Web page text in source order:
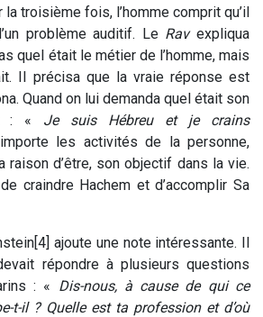
la troisième fois, l’homme comprit qu’il
problème auditif. Le Ravexpliqua
quel était le métier de l’homme, mais
Il précisa que la vraie réponse est
Quand on lui demanda quel était son
: « Je
suis Hébreu et je crains
les activités de la personne,
d’être, son objectif dans la vie.
craindre Hachem et d’accomplir Sa
ajoute une note intéressante. Il
répondre à plusieurs questions
: « Dis-nous, à cause de qui ce
t-il ? Quelle est ta profession et d’où